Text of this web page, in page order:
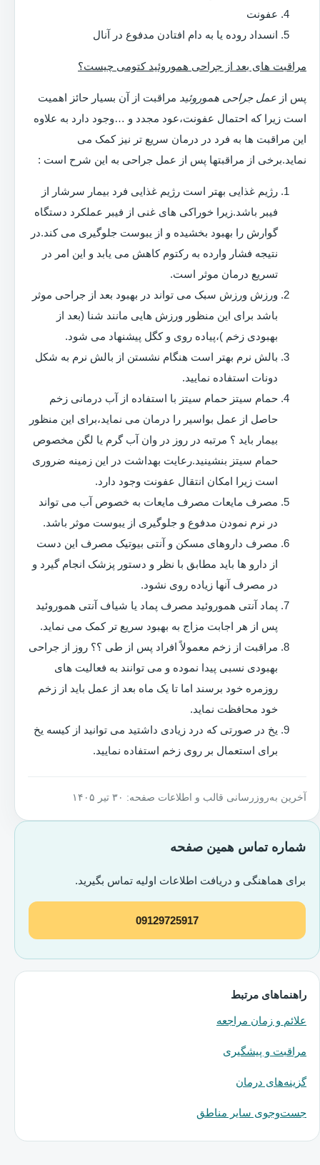
عفونت
انسداد روده یا به دام افتادن مدفوع در آنال
مراقبت های بعد از جراحی هموروئید کتومی چیست؟
پس از عمل جراحی هموروئید مراقبت از آن بسیار حائز اهمیت
است زیرا که احتمال عفونت،عود مجدد و …وجود دارد به علاوه
این مراقبت ها به فرد در درمان سریع تر نیز کمک می
نماید.برخی از مراقبتها پس از عمل جراحی به این شرح است :
رژیم غذایی بهتر است رژیم غذایی فرد بیمار سرشار از
فیبر باشد.زیرا خوراکی های غنی از فیبر عملکرد دستگاه
گوارش را بهبود بخشیده و از یبوست جلوگیری می کند.در
نتیجه فشار وارده به رکتوم کاهش می یابد و این امر در
تسریع درمان موثر است.
ورزش ورزش سبک می تواند در بهبود بعد از جراحی موثر
باشد برای این منظور ورزش هایی مانند شنا (بعد از
بهبودی زخم )،پیاده روی و کگل پیشنهاد می شود.
بالش نرم بهتر است هنگام نشستن از بالش نرم به شکل
دونات استفاده نمایید.
حمام سیتز حمام سیتز با استفاده از آب درمانی زخم
حاصل از عمل بواسیر را درمان می نماید،برای این منظور
بیمار باید ؟ مرتبه در روز در وان آب گرم یا لگن مخصوص
حمام سیتز بنشینید.رعایت بهداشت در این زمینه ضروری
است زیرا امکان انتقال عفونت وجود دارد.
مصرف مایعات مصرف مایعات به خصوص آب می تواند
در نرم نمودن مدفوع و جلوگیری از یبوست موثر باشد.
مصرف داروهای مسکن و آنتی بیوتیک مصرف این دست
از دارو ها باید مطابق با نظر و دستور پزشک انجام گیرد و
در مصرف آنها زیاده روی نشود.
پماد آنتی هموروئید مصرف پماد یا شیاف آنتی هموروئید
پس از هر اجابت مزاج به بهبود سریع تر کمک می نماید.
مراقبت از زخم معمولاً افراد پس از طی ؟؟ روز از جراحی
بهبودی نسبی پیدا نموده و می توانند به فعالیت های
روزمره خود برسند اما تا یک ماه بعد از عمل باید از زخم
خود محافظت نماید.
یخ در صورتی که درد زیادی داشتید می توانید از کیسه یخ
برای استعمال بر روی زخم استفاده نمایید.
آخرین به‌روزرسانی قالب و اطلاعات صفحه: ۳۰ تیر ۱۴۰۵
شماره تماس همین صفحه
برای هماهنگی و دریافت اطلاعات اولیه تماس بگیرید.
09129725917
راهنماهای مرتبط
علائم و زمان مراجعه
مراقبت و پیشگیری
گزینه‌های درمان
جست‌وجوی سایر مناطق